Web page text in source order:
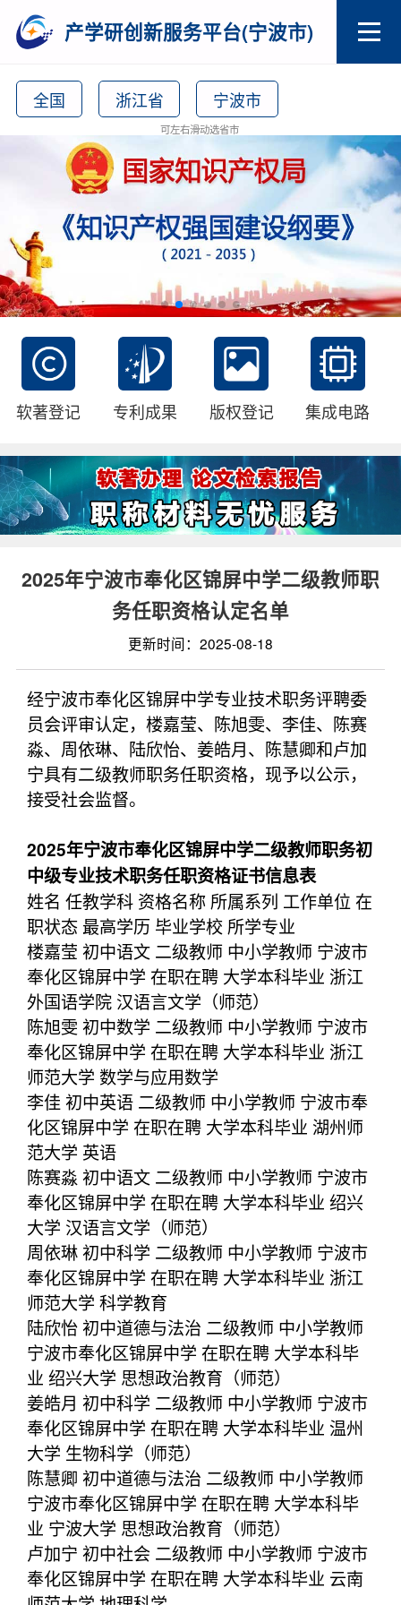
产学研创新服务平台(宁波市)
全国 浙江省 宁波市
可左右滑动选省市
软著登记 专利成果 版权登记 集成电路
2025年宁波市奉化区锦屏中学二级教师职
务任职资格认定名单
更新时间：2025-08-18
经宁波市奉化区锦屏中学专业技术职务评聘委
员会评审认定，楼嘉莹、陈旭雯、李佳、陈赛
淼、周依琳、陆欣怡、姜皓月、陈慧卿和卢加
宁具有二级教师职务任职资格，现予以公示，
接受社会监督。
2025年宁波市奉化区锦屏中学二级教师职务初
中级专业技术职务任职资格证书信息表
姓名 任教学科 资格名称 所属系列 工作单位 在
职状态 最高学历 毕业学校 所学专业
楼嘉莹 初中语文 二级教师 中小学教师 宁波市
奉化区锦屏中学 在职在聘 大学本科毕业 浙江
外国语学院 汉语言文学（师范）
陈旭雯 初中数学 二级教师 中小学教师 宁波市
奉化区锦屏中学 在职在聘 大学本科毕业 浙江
师范大学 数学与应用数学
李佳 初中英语 二级教师 中小学教师 宁波市奉
化区锦屏中学 在职在聘 大学本科毕业 湖州师
范大学 英语
陈赛淼 初中语文 二级教师 中小学教师 宁波市
奉化区锦屏中学 在职在聘 大学本科毕业 绍兴
大学 汉语言文学（师范）
周依琳 初中科学 二级教师 中小学教师 宁波市
奉化区锦屏中学 在职在聘 大学本科毕业 浙江
师范大学 科学教育
陆欣怡 初中道德与法治 二级教师 中小学教师
宁波市奉化区锦屏中学 在职在聘 大学本科毕
业 绍兴大学 思想政治教育（师范）
姜皓月 初中科学 二级教师 中小学教师 宁波市
奉化区锦屏中学 在职在聘 大学本科毕业 温州
大学 生物科学（师范）
陈慧卿 初中道德与法治 二级教师 中小学教师
宁波市奉化区锦屏中学 在职在聘 大学本科毕
业 宁波大学 思想政治教育（师范）
卢加宁 初中社会 二级教师 中小学教师 宁波市
奉化区锦屏中学 在职在聘 大学本科毕业 云南